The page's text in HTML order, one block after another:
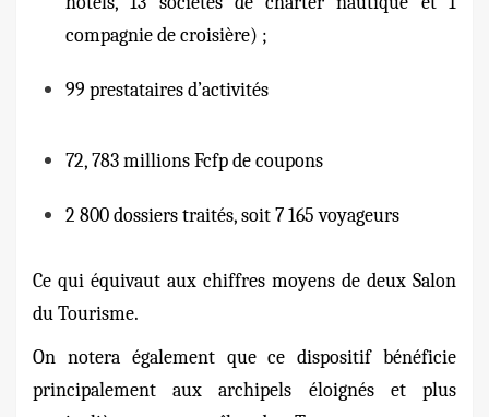
compagnie de croisière) ;
99 prestataires d’activités
72, 783 millions Fcfp de coupons
2 800 dossiers traités, soit 7 165 voyageurs
Ce qui équivaut aux chiffres moyens de deux Salon
du Tourisme.
On notera également que ce dispositif bénéficie
principalement aux archipels éloignés et plus